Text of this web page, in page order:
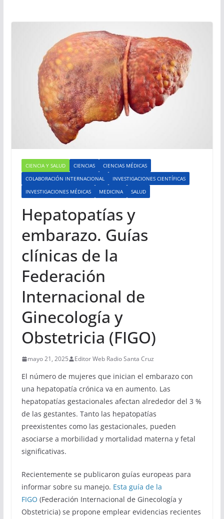
CIENCIA Y SALUD CIENCIAS
CIENCIAS MÉDICAS
COLABORACIÓN INTERNACIONAL
INVESTIGACIONES CIENTÍFICAS
INVESTIGACIONES MÉDICAS
MEDICINA SALUD
Hepatopatías y
embarazo. Guías
clínicas de la
Federación
Internacional de
Ginecología y
Obstetricia (FIGO)
mayo 21, 2025 Editor Web Radio Santa Cruz
El número de mujeres que inician el embarazo con
una hepatopatía crónica va en aumento. Las
hepatopatías gestacionales afectan alrededor del 3 %
de las gestantes. Tanto las hepatopatías
preexistentes como las gestacionales, pueden
asociarse a morbilidad y mortalidad materna y fetal
significativas.
Recientemente se publicaron guías europeas para
informar sobre su manejo. Esta guía de la
FIGO (Federación Internacional de Ginecología y
Obstetricia) se propone emplear evidencias recientes